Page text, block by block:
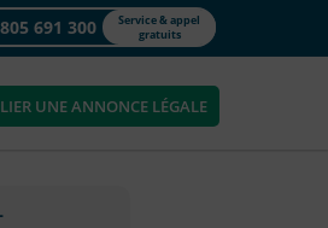
691 300
Service & appel
gratuits
UNE ANNONCE LÉGALE